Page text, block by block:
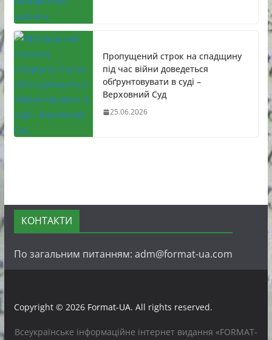
Пропущений строк на спадщину
під час війни доведеться
обґрунтовувати в суді –
Верховний Суд
25.06.2026
КОНТАКТИ
По загальним питанням: adm@format-ua.com
Copyright © 2026 Format-UA. All rights reserved.
Всеукраїнське інформаційне інтернет видання «FORMAT-